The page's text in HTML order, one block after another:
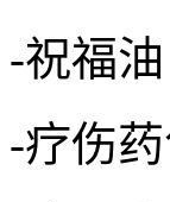
-祝福
-疗伤